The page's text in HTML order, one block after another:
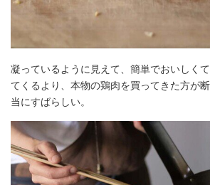
凝っているように見えて、簡単でおいしく
てくるより、本物の鶏肉を買ってきた方が
当にすばらしい。